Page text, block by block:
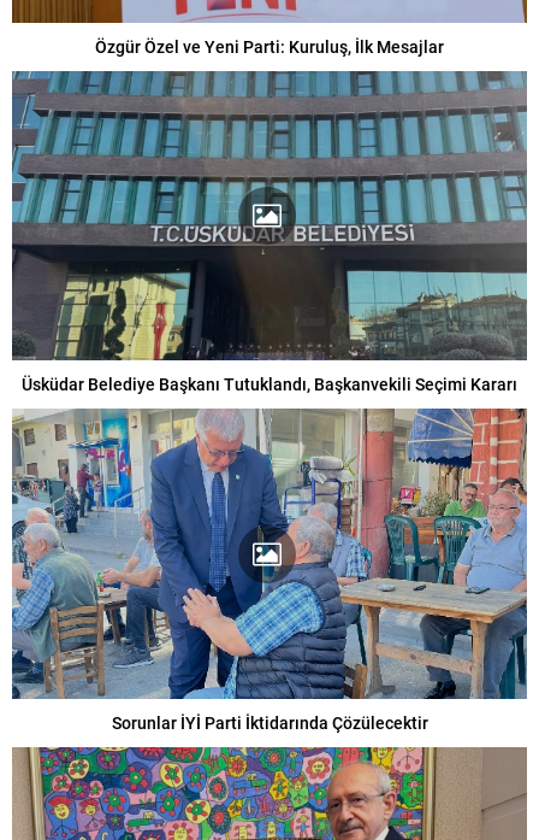
Özgür Özel ve Yeni Parti: Kuruluş, İlk Mesajlar
Üsküdar Belediye Başkanı Tutuklandı, Başkanvekili Seçimi Kararı
Sorunlar İYİ Parti İktidarında Çözülecektir